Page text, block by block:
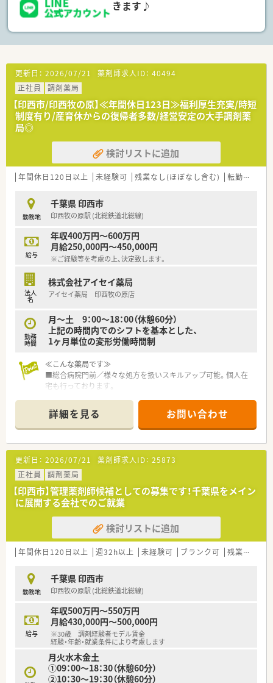
方、地域密着で働きたい方におすすめです。休み多めを希望の方
にもおすすめ！
きます♪
更新日： 2026/07/21 薬剤師求人ID： 40494
正社員
調剤薬局
【印西市/印西牧の原】≪年間休日123日≫福利厚生充実/時短
制度有り/産育休からの復帰者多数/経営安定の大手調剤薬
局◎
検討リストに追加
年間休日120日以上 未経験可 残業なし(ほぼなし含む) 転勤なし
勤務地
千葉県 印西市
印西牧の原駅 (北総鉄道北総線)
給与
年収400万円～600万円
月給250,000円～450,000円
※ご経験等を考慮の上、決定致します。
法人
名
株式会社アイセイ薬局
アイセイ薬局 印西牧の原店
勤務
時間
月～土 9：00～18：00（休憩60分）
上記の時間内でのシフトを基本とした、
1ヶ月単位の変形労働時間制
≪こんな薬局です≫
■総合病院門前／様々な処方を扱いスキルアップ可能。個人在
宅も行っております。
す。
■店舗内は広々としており、きれいな薬局です。
■正社員比率が高く、一人へ負担が集中することがありません。
≪充実した教育制度≫
■「eラーニング?研修」が豊富に用意されており、薬剤師?社会人
としての知識を身に付ける事が可能です。
■経験の少ない方には、OJT研修なども用意されています。
■医療モール?個人医院?総合病院前など様々な形態で運営して
おり色々な経験を積む事が可能です。
■医療モール受けの薬局では、医師との距離が近合同勉強会など
への参加など貴重な経験ができます。
≪様々なキャリアプランがあります≫
分野を極める道も用意されています。
■マネージャーや支店長、採用・教育などの人事業務、医療モール
開発といった新規開発に携わるなど、活躍できるチャンスが多い
企業です。
≪地域密着型の薬局運営≫
■こどもクリニック＆こども薬局などの職場体験や地域活動を
■「個人クリニック・医療モール」から処方箋を主に応需してお
り、地域密着型の展開をしているので患者様と距離が近く、1人1
詳細を見る お問い合わせ
更新日： 2026/07/21 薬剤師求人ID： 25873
正社員
調剤薬局
【印西市】管理薬剤師候補としての募集です！千葉県をメイン
に展開する会社でのご就業
検討リストに追加
年間休日120日以上 週32h以上 未経験可 ブランク可 残業なし(ほぼなし含む)
勤務地
千葉県 印西市
印西牧の原駅 (北総鉄道北総線)
給与
年収500万円～550万円
月給430,000円～500,000円
※30歳 調剤経験者モデル賃金
経験・年齢・就業条件により考慮します
月火水木金土
①09：00～18：30（休憩60分）
②10：30～19：30（休憩60分）